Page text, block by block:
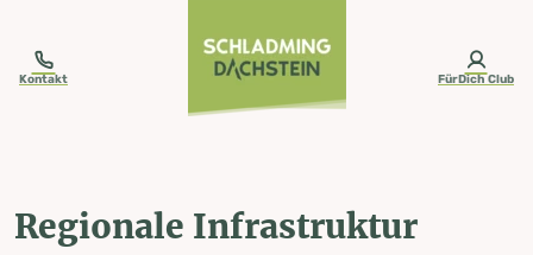
Kontakt FürDich Club
Regionale Infrastruktur